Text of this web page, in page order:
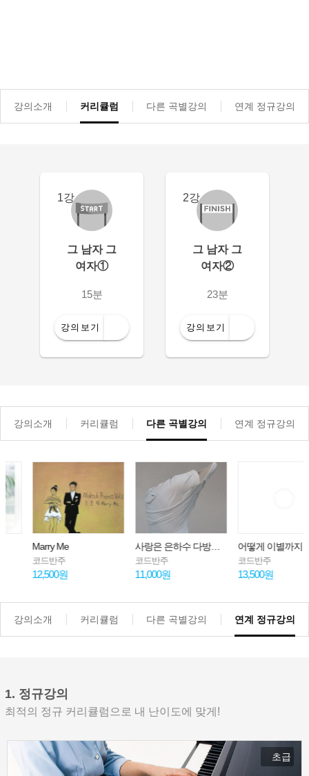
강의소개 커리큘럼 다른 곡별강의 연계 정규강의
1강
그 남자 그
여자①
15분
강의보기
2강
그 남자 그
여자②
23분
강의보기
강의소개 커리큘럼 다른 곡별강의 연계 정규강의
Marry Me
코드반주
12,500원
사랑은 은하수 다방에서
코드반주
11,000원
어떻게 이별까지 사랑하겠어, 널 사랑하는 거지
코드반주
13,500원
강의소개 커리큘럼 다른 곡별강의 연계 정규강의
1. 정규강의
최적의 정규 커리큘럼으로 내 난이도에 맞게!
초급